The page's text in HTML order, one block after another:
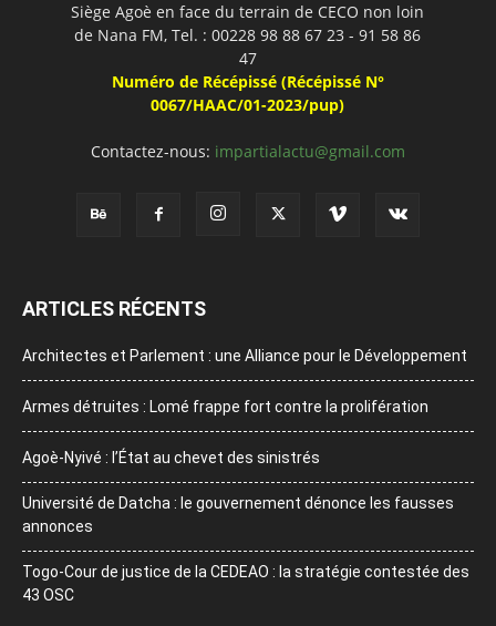
Siège Agoè en face du terrain de CECO non loin
de Nana FM, Tel. : 00228 98 88 67 23 - 91 58 86
47
Numéro de Récépissé (Récépissé N°
0067/HAAC/01-2023/pup)
Contactez-nous: impartialactu@gmail.com
ARTICLES RÉCENTS
Architectes et Parlement : une Alliance pour le Développement
Armes détruites : Lomé frappe fort contre la prolifération
Agoè-Nyivé : l’État au chevet des sinistrés
Université de Datcha : le gouvernement dénonce les fausses
annonces
Togo-Cour de justice de la CEDEAO : la stratégie contestée des
43 OSC